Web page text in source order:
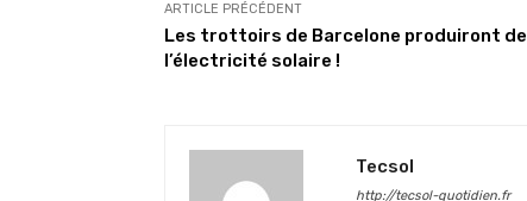
ARTICLE PRÉCÉDENT
Les trottoirs de Barcelone produiront de
l’électricité solaire !
Tecsol
http://tecsol-quotidien.fr